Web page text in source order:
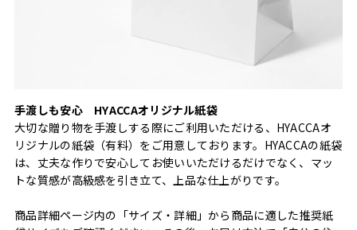
手渡しも安心 HYACCAオリジナル紙袋
大切な贈り物を手渡しする際にご利用いただける、HYACCAオ
リジナルの紙袋（有料）をご用意しております。HYACCAの紙袋
は、丈夫な作りで安心してお使いいただけるだけでなく、マッ
トな質感が高級感を引き立て、上品な仕上がりです。
商品詳細ページ内の「サイズ・詳細」から商品に適した推奨紙